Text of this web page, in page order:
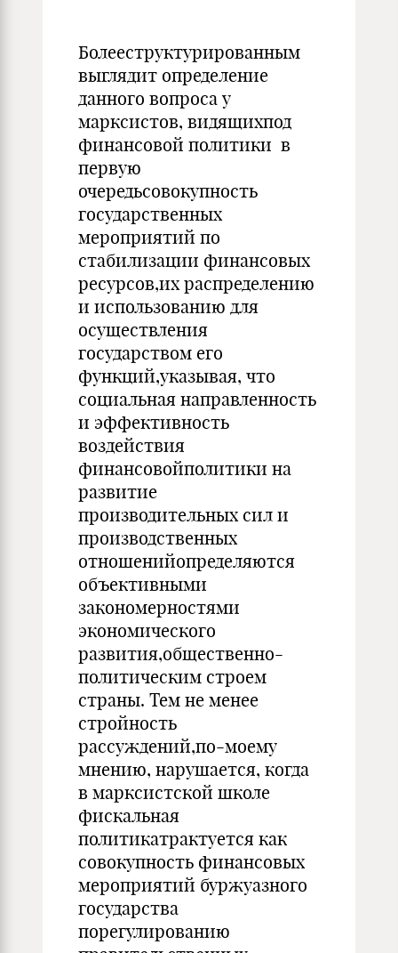
Болееструктурированным
выглядит определение
данного вопроса у
марксистов, видящихпод
финансовой политики в
первую
очередьсовокупность
государственных
мероприятий по
стабилизации финансовых
ресурсов,их распределению
и использованию для
осуществления
государством его
функций,указывая, что
социальная направленность
и эффективность
воздействия
финансовойполитики на
развитие
производительных сил и
производственных
отношенийопределяются
объективными
закономерностями
экономического
развития,общественно-
политическим строем
страны. Тем не менее
стройность
рассуждений,по-моему
мнению, нарушается, когда
в марксистской школе
фискальная
политикатрактуется как
совокупность финансовых
мероприятий буржуазного
государства
порегулированию